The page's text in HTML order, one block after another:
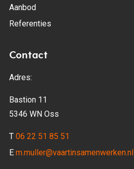
Aanbod
Referenties
Contact
Adres:
Bastion 11
5346 WN Oss
T 06 22 51 85 51
E m.muller@vaartinsamenwerken.nl